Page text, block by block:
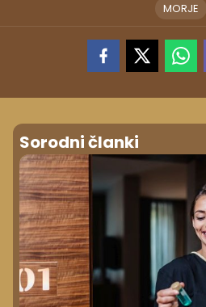
MORJE
Sorodni članki